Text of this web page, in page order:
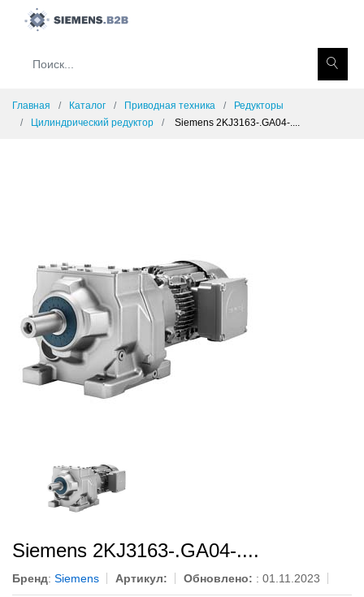
Главная Каталог Приводная техника
Редукторы
Цилиндрический редуктор
Siemens 2KJ3163-.GA04-....
Siemens 2KJ3163-.GA04-....
Бренд: Siemens Артикул: Обновлено: : 01.11.2023